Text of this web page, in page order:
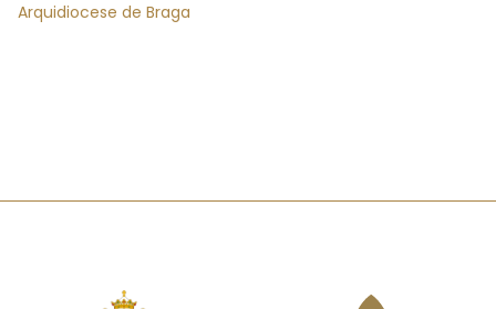
Arquidiocese de Braga